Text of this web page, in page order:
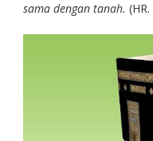
sama dengan tanah.